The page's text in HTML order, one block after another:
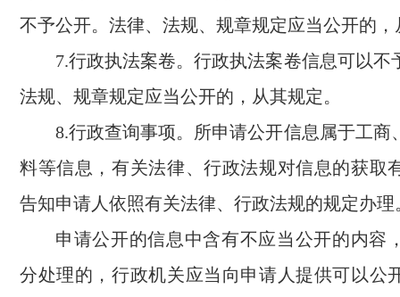
不予公开。法律、法规、规章规定应当公开的，
7.行政执法案卷。行政执法案卷信息可以不
法规、规章规定应当公开的，从其规定。
8.行政查询事项。所申请公开信息属于工商
料等信息，有关法律、行政法规对信息的获取
告知申请人依照有关法律、行政法规的规定办理
申请公开的信息中含有不应当公开的内容
分处理的，行政机关应当向申请人提供可以公